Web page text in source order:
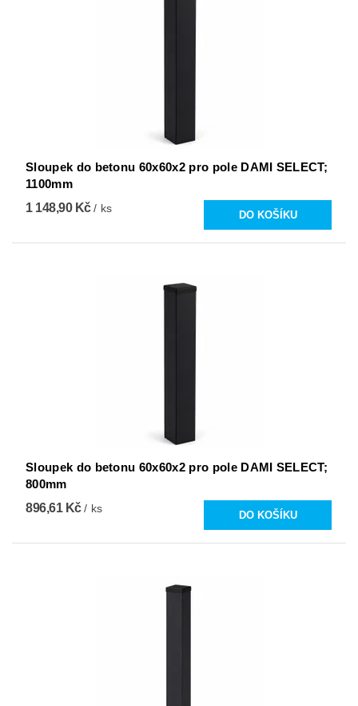
Sloupek do betonu 60x60x2 pro pole DAMI SELECT;
1100mm
1 148,90 Kč/ ks
Sloupek do betonu 60x60x2 pro pole DAMI SELECT;
800mm
896,61 Kč/ ks